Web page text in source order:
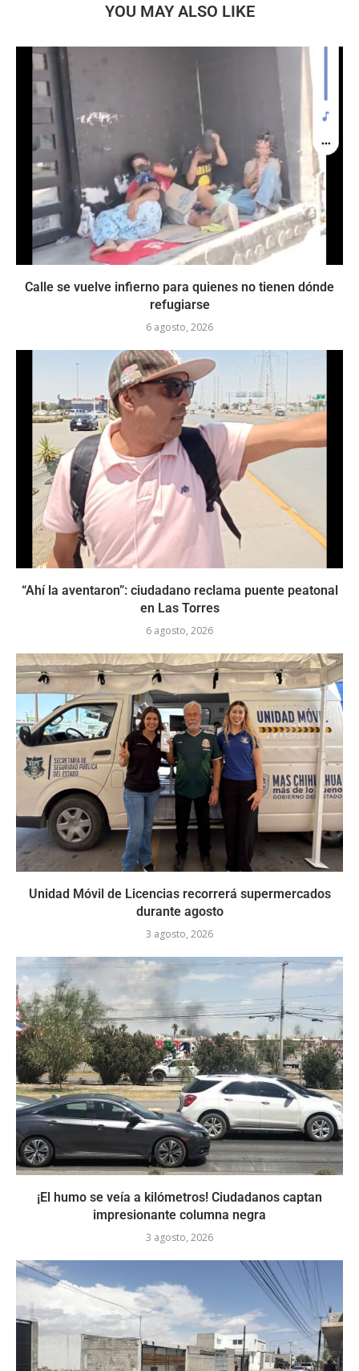
YOU MAY ALSO LIKE
Calle se vuelve infierno para quienes no tienen dónde
refugiarse
6 agosto, 2026
“Ahí la aventaron”: ciudadano reclama puente peatonal
en Las Torres
6 agosto, 2026
Unidad Móvil de Licencias recorrerá supermercados
durante agosto
3 agosto, 2026
¡El humo se veía a kilómetros! Ciudadanos captan
impresionante columna negra
3 agosto, 2026